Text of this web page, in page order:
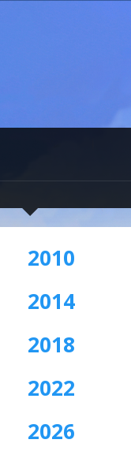
2010
2014
2018
2022
2026